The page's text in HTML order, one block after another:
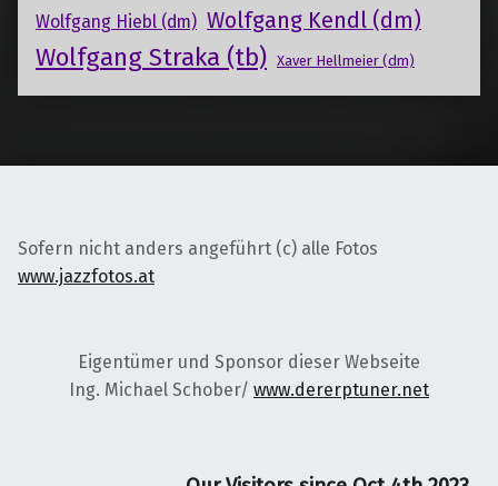
Wolfgang Hiebl (dm) Wolfgang Kendl (dm)
Wolfgang Straka (tb) Xaver Hellmeier (dm)
Sofern nicht anders angeführt (c) alle Fotos
www.jazzfotos.at
Eigentümer und Sponsor dieser Webseite
Ing. Michael Schober/ www.dererptuner.net